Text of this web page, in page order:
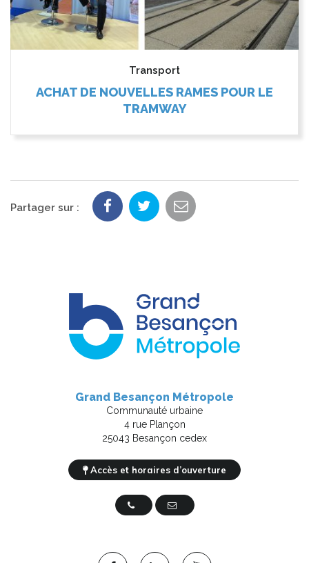
Transport
ACHAT DE NOUVELLES RAMES POUR LE
TRAMWAY
Partager sur :
Grand Besançon Métropole
Communauté urbaine
4 rue Plançon
25043 Besançon cedex
Accès et horaires d’ouverture
03 81 87 88 89Nous contacter